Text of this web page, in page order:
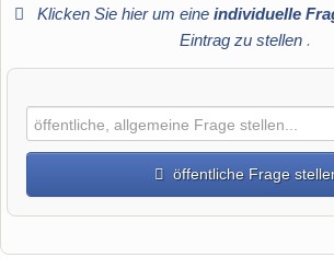
Klicken Sie hier um eine individuelle
Eintrag zu stellen .
öffentliche Frage